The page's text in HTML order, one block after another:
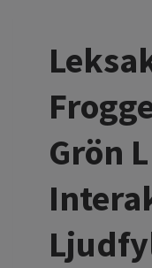
Grön